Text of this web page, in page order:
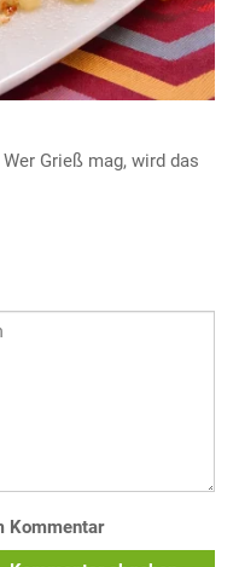
Grieß mag, wird das
Kommentar